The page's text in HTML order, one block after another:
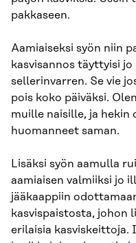
pakkaseen.
Aamiaiseksi syön niin
kasvisannos täyttyisi jo
sellerinvarren. Se vie
pois koko päiväksi.
muille naisille, ja hekin
huomanneet saman.
Lisäksi syön aamulla
aamiaisen valmiiksi jo
jääkaappiin
kasvispaistosta, johon
erilaisia kasviskeittoja.